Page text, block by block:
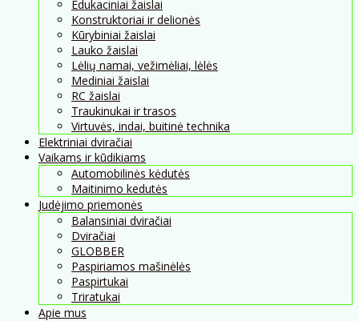
Edukaciniai žaislai
Konstruktoriai ir delionės
Kūrybiniai žaislai
Lauko žaislai
Lėlių namai, vežimėliai, lėlės
Mediniai žaislai
RC žaislai
Traukinukai ir trasos
Virtuvės, indai, buitinė technika
Elektriniai dviračiai
Vaikams ir kūdikiams
Automobilinės kėdutės
Maitinimo kedutės
Judėjimo priemonės
Balansiniai dviračiai
Dviračiai
GLOBBER
Paspiriamos mašinėlės
Paspirtukai
Triratukai
Apie mus